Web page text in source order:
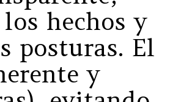
hechos y
posturas. El
y